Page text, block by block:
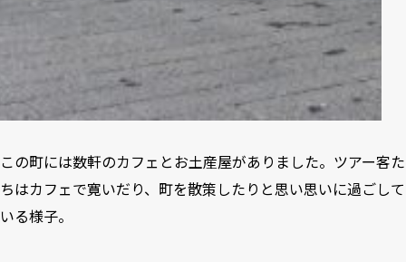
この町には数軒のカフェとお土産屋がありました。ツアー客た
ちはカフェで寛いだり、町を散策したりと思い思いに過ごして
いる様子。